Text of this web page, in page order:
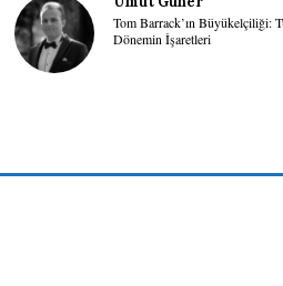
Tom Barrack’ın
Dönemin İşaretleri